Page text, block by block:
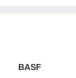
BASF